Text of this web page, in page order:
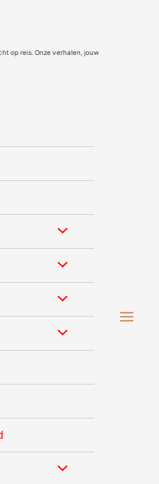
op reis. Onze verhalen, jouw